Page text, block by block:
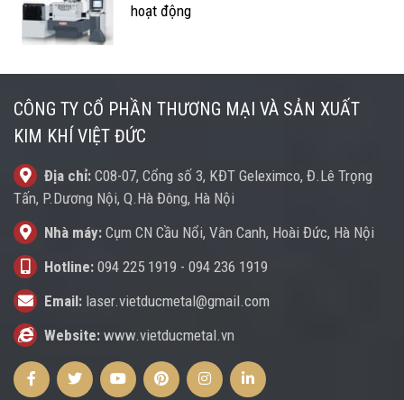
hoạt động
CÔNG TY CỔ PHẦN THƯƠNG MẠI VÀ SẢN XUẤT
KIM KHÍ VIỆT ĐỨC
Địa chỉ: C08-07, Cổng số 3, KĐT Geleximco, Đ.Lê Trọng
Tấn, P.Dương Nội, Q.Hà Đông, Hà Nội
Nhà máy: Cụm CN Cầu Nổi, Vân Canh, Hoài Đức, Hà Nội
Hotline: 094 225 1919 - 094 236 1919
Email: laser.vietducmetal@gmail.com
Website: www.vietducmetal.vn
FacebookTwitterYoutubePinterestInstagramInstagram